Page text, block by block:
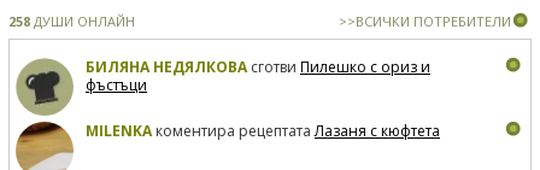
258 ДУШИ ОНЛАЙН >>ВСИЧКИ ПОТРЕБИТЕЛИ
БИЛЯНА НЕДЯЛКОВАсготви Пилешко с ориз и
фъстъци
MILENKAкоментира рецептатаЛазаня с кюфтета